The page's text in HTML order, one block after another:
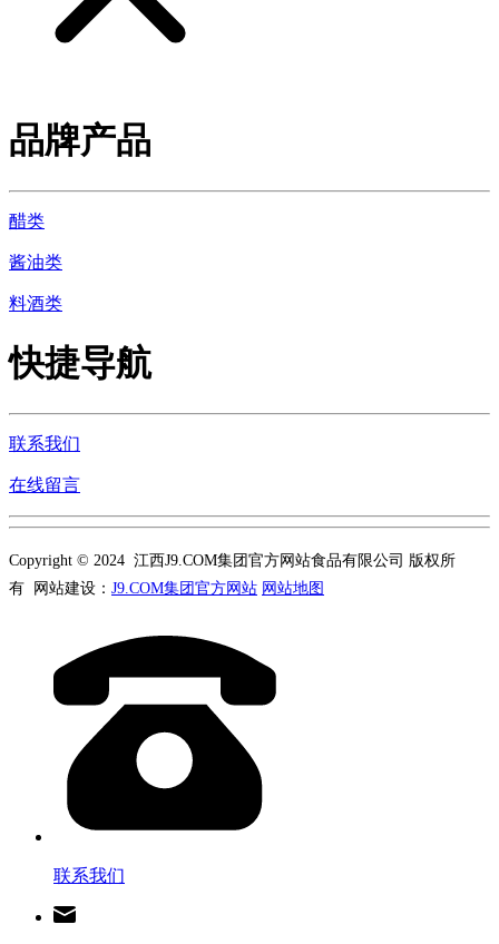
品牌产品
醋类
酱油类
料酒类
快捷导航
联系我们
在线留言
Copyright © 2024 江西J9.COM集团官方网站食品有限公司 版权所
有 网站建设： J9.COM集团官方网站 网站地图
联系我们